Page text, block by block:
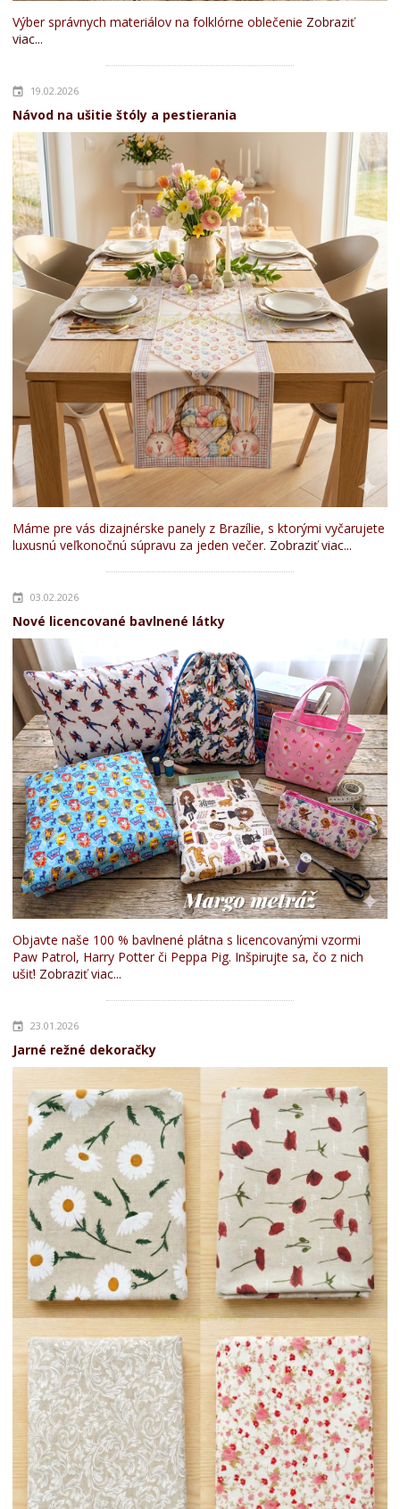
Výber správnych materiálov na folklórne oblečenie Zobraziť
viac...
19.02.2026
Návod na ušitie štóly a pestierania
Máme pre vás dizajnérske panely z Brazílie, s ktorými vyčarujete
luxusnú veľkonočnú súpravu za jeden večer. Zobraziť viac...
03.02.2026
Nové licencované bavlnené látky
Objavte naše 100 % bavlnené plátna s licencovanými vzormi
Paw Patrol, Harry Potter či Peppa Pig. Inšpirujte sa, čo z nich
ušiť! Zobraziť viac...
23.01.2026
Jarné režné dekoračky